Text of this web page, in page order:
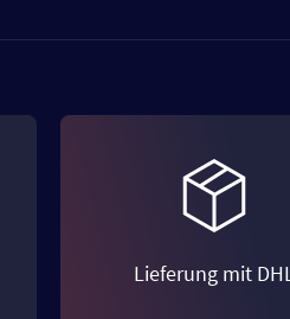
Lieferung mit DHL